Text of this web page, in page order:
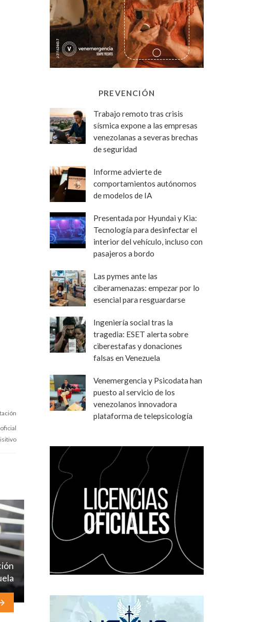
PREVENCIÓN
Trabajo remoto tras crisis
sísmica expone a las empresas
venezolanas a severas brechas
de seguridad
Informe advierte de
comportamientos autónomos
de modelos de IA
Presentada por Hyundai y Kia:
Tecnología para desinfectar el
interior del vehículo, incluso con
pasajeros a bordo
Las pymes ante las
ciberamenazas: empezar por lo
esencial para resguardarse
Ingeniería social tras la
tragedia: ESET alerta sobre
ciberestafas y donaciones
falsas en Venezuela
Venemergencia y Psicodata han
puesto al servicio de los
venezolanos innovadora
plataforma de telepsicología